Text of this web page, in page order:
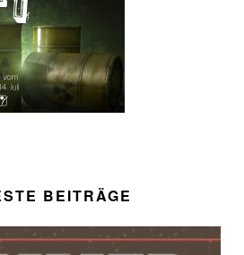
BEITRÄGE